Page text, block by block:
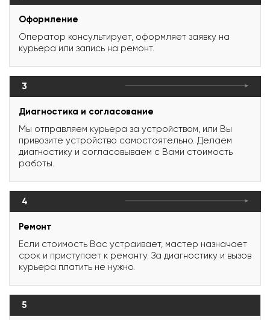
Оформление
Оператор консультирует, оформляет заявку на
курьера или запись на ремонт.
3
Диагностика и согласование
Мы отправляем курьера за устройством, или Вы
привозите устройство самостоятельно. Делаем
диагностику и согласовываем с Вами стоимость
работы.
4
Ремонт
Если стоимость Вас устраивает, мастер назначает
срок и приступает к ремонту. За диагностику и вызов
курьера платить не нужно.
5